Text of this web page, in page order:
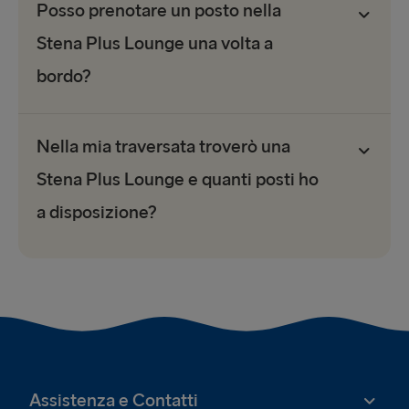
Posso prenotare un posto nella
Stena Plus Lounge una volta a
bordo?
Nella mia traversata troverò una
Stena Plus Lounge e quanti posti ho
a disposizione?
Assistenza e Contatti